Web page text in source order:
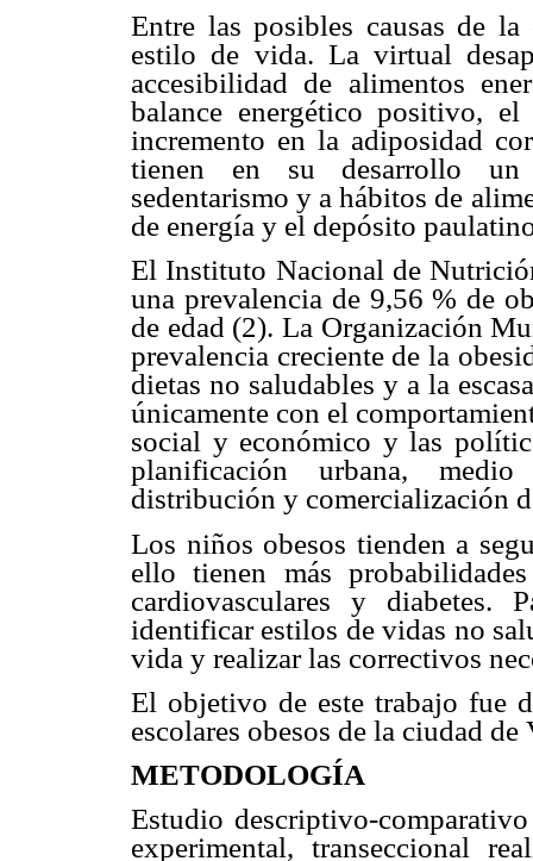
Entre las posibles causas de
estilo de vida. La virtual
accesibilidad de alimentos
balance energético positivo,
incremento en la adiposidad
tienen en su desarrollo un
sedentarismo y a hábitos de
de energía y el depósito
El Instituto Nacional de
una prevalencia de 9,56 % de
de edad (2). La Organización
prevalencia creciente de la
dietas no saludables y a la
únicamente con el
social y económico y las
planificación urbana, medio
distribución y comercialización
Los niños obesos tienden a
ello tienen más
cardiovasculares y diabetes.
identificar estilos de vidas no
vida y realizar las correctivos
El objetivo de este trabajo fue
escolares obesos de la ciudad de
METODOLOGÍA
Estudio descriptivo-
experimental, transeccional